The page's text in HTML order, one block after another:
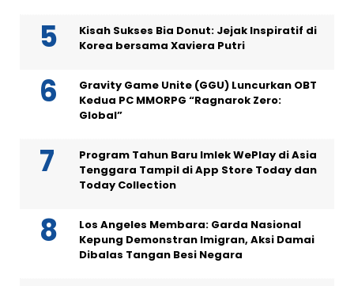
Kisah Sukses Bia Donut: Jejak Inspiratif di
Korea bersama Xaviera Putri
Gravity Game Unite (GGU) Luncurkan OBT
Kedua PC MMORPG “Ragnarok Zero:
Global”
Program Tahun Baru Imlek WePlay di Asia
Tenggara Tampil di App Store Today dan
Today Collection
Los Angeles Membara: Garda Nasional
Kepung Demonstran Imigran, Aksi Damai
Dibalas Tangan Besi Negara